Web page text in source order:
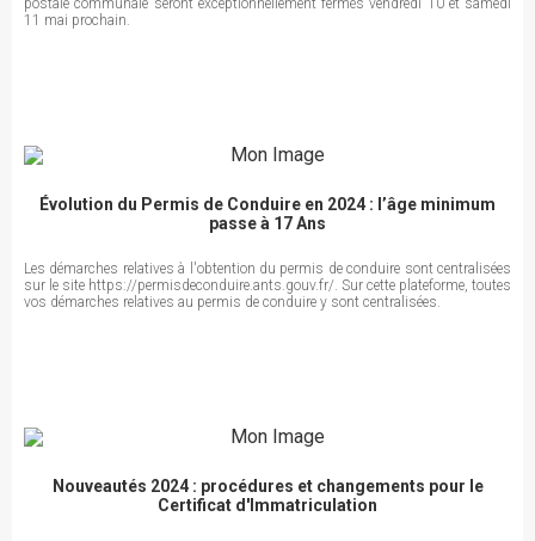
postale communale seront exceptionnellement fermés vendredi 10 et samedi
11 mai prochain.
Évolution du Permis de Conduire en 2024 : l’âge minimum
passe à 17 Ans
Les démarches relatives à l'obtention du permis de conduire sont centralisées
sur le site https://permisdeconduire.ants.gouv.fr/. Sur cette plateforme, toutes
vos démarches relatives au permis de conduire y sont centralisées.
Nouveautés 2024 : procédures et changements pour le
Certificat d'Immatriculation